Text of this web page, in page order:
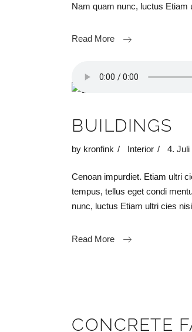
Nam quam nunc, luctus Etiam
Read More
BUILDINGS
by kronfink Interior 4. Juli
Cenoan impurdiet. Etiam ultri
tempus, tellus eget condi
nunc, luctus Etiam ultri cies
Read More
CONCRETE